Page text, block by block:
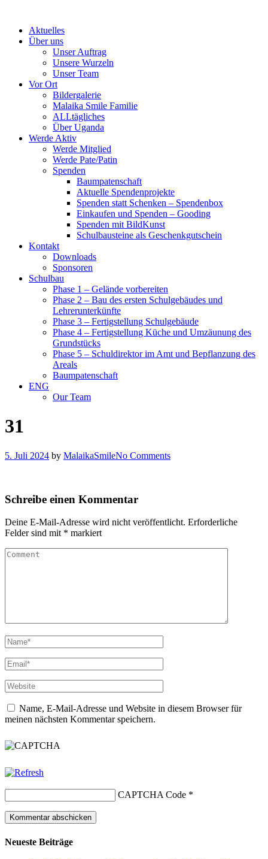
contentAktuelles
Über uns
Unser Auftrag
Unsere Wurzeln
Unser Team
Vor Ort
Bildergalerie
Malaika Smile Familie
ALLtägliches
Über Uganda
Werde Aktiv
Werde Mitglied
Werde Pate/Patin
Spenden
Baumpatenschaft
Aktuelle Spendenprojekte
Spenden statt Schenken – Spendenbox
Einkaufen und Spenden – Gooding
Spenden mit BildKunst
Schulbausteine als Geschenkgutschein
Kontakt
Downloads
Sponsoren
Schulbau
Phase 1 – Gelände vorbereiten
Phase 2 – Bau des ersten Schulgebäudes und
Lehrerunterkünfte
Phase 3 – Fertigstellung Schulgebäude
Phase 4 – Fertigstellung Küche und Umzäunung des
Grundstücks
Phase 5 – Schuldirektor im Amt und Bepflanzung des
Areals
Baumpatenschaft
ENG
Our Team
31
5. Juli 2024 by MalaikaSmileNo Comments
Schreibe einen Kommentar
Deine E-Mail-Adresse wird nicht veröffentlicht. Erforderliche
Felder sind mit * markiert
Name, E-Mail-Adresse und Website in diesem Browser für
meinen nächsten Kommentar speichern.
CAPTCHA Code *
Neueste Beiträge